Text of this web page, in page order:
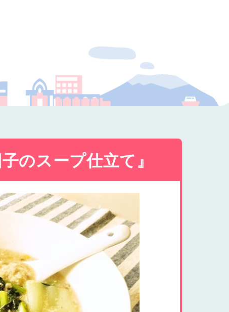
プの福祉
のスープ仕立て』